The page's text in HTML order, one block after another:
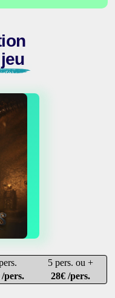
5 pers. ou +
/pers. 28€ /pers.